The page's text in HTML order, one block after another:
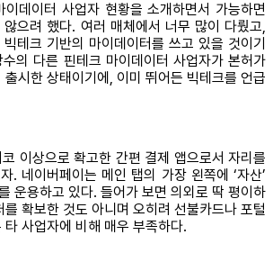
데이터 사업자 현황을 소개하면서 가능하면
으려 했다. 여러 매체에서 너무 많이 다뤘고,
테크 기반의 마이데이터를 쓰고 있을 것이기
의 다른 핀테크 마이데이터 사업자가 본허가
시한 상태이기에, 이미 뛰어든 빅테크를 언급
이상으로 확고한 간편 결제 앱으로서 자리를
. 네이버페이는 메인 탭의 가장 왼쪽에 ‘자산’
운용하고 있다. 들어가 보면 의외로 딱 평이하
확보한 것도 아니며 오히려 선불카드나 포털
사업자에 비해 매우 부족하다.